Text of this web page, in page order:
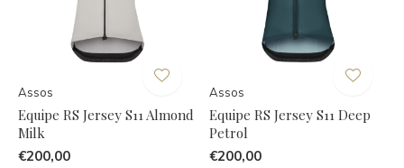
Assos
Equipe RS Jersey S11 Almond
Milk
€200,00
Assos
Equipe RS Jersey S11 Deep
Petrol
€200,00